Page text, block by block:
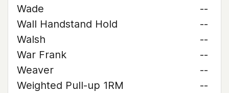
Wade
--
Wall Handstand Hold
--
Walsh
--
War Frank
--
Weaver
--
Weighted Pull-up 1RM
--